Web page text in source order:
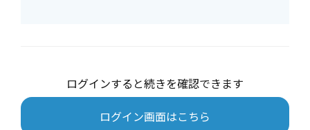
ログインすると続きを確認できます
ログイン画面はこちら